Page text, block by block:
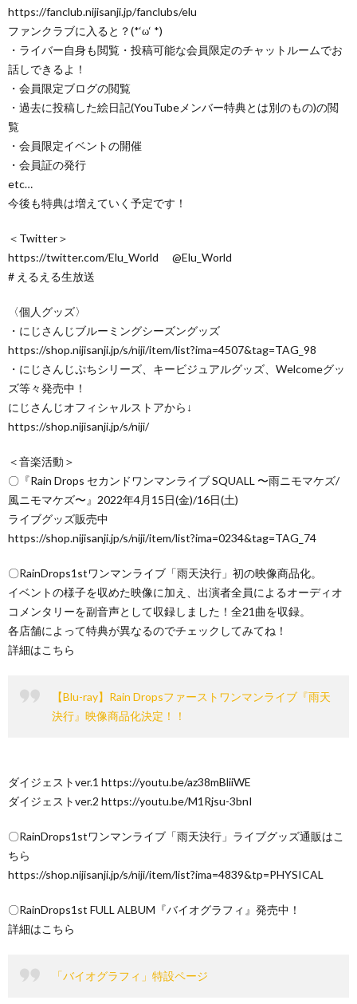
https://fanclub.nijisanji.jp/fanclubs/elu
ファンクラブに入ると？(*‘ω‘ *)
・ライバー自身も閲覧・投稿可能な会員限定のチャットルームでお
話しできるよ！
・会員限定ブログの閲覧
・過去に投稿した絵日記(YouTubeメンバー特典とは別のもの)の閲
覧
・会員限定イベントの開催
・会員証の発行
etc…
今後も特典は増えていく予定です！
＜Twitter＞
https://twitter.com/Elu_World @Elu_World
# えるえる生放送
〈個人グッズ〉
・にじさんじブルーミングシーズングッズ
https://shop.nijisanji.jp/s/niji/item/list?ima=4507&tag=TAG_98
・にじさんじぷちシリーズ、キービジュアルグッズ、Welcomeグッ
ズ等々発売中！
にじさんじオフィシャルストアから↓
https://shop.nijisanji.jp/s/niji/
＜音楽活動＞
〇『Rain Drops セカンドワンマンライブ SQUALL 〜雨ニモマケズ/
風ニモマケズ〜』2022年4月15日(金)/16日(土)
ライブグッズ販売中
https://shop.nijisanji.jp/s/niji/item/list?ima=0234&tag=TAG_74
〇RainDrops1stワンマンライブ「雨天決行」初の映像商品化。
イベントの様子を収めた映像に加え、出演者全員によるオーディオ
コメンタリーを副音声として収録しました！全21曲を収録。
各店舗によって特典が異なるのでチェックしてみてね！
詳細はこちら
【Blu-ray】Rain Dropsファーストワンマンライブ『雨天
決行』映像商品化決定！！
ダイジェストver.1 https://youtu.be/az38mBliiWE
ダイジェストver.2 https://youtu.be/M1Rjsu-3bnI
〇RainDrops1stワンマンライブ「雨天決行」ライブグッズ通販はこ
ちら
https://shop.nijisanji.jp/s/niji/item/list?ima=4839&tp=PHYSICAL
〇RainDrops1st FULL ALBUM『バイオグラフィ』発売中！
詳細はこちら
「バイオグラフィ」特設ページ